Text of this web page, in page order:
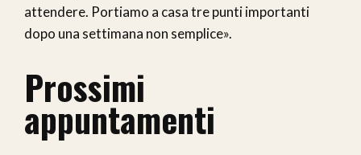
attendere. Portiamo a casa tre punti importanti
dopo una settimana non semplice».
Prossimi
appuntamenti